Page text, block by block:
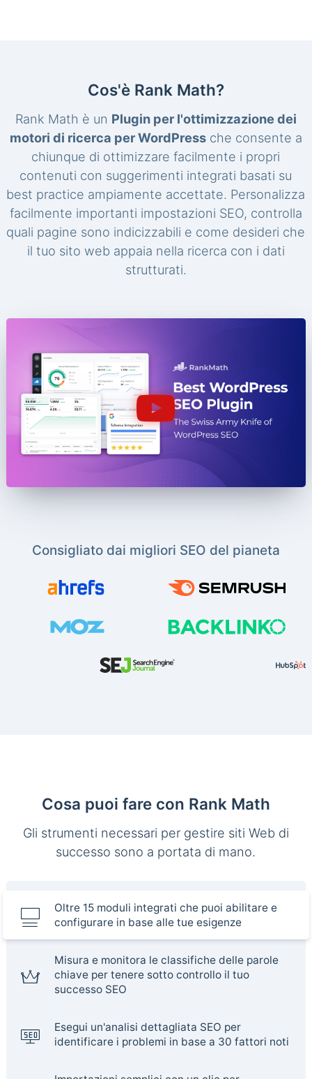
Cos'è Rank Math?
Rank Math è un Plugin per l'ottimizzazione dei
motori di ricerca per WordPressche consente a
chiunque di ottimizzare facilmente i propri
contenuti con suggerimenti integrati basati su
best practice ampiamente accettate. Personalizza
facilmente importanti impostazioni SEO, controlla
quali pagine sono indicizzabili e come desideri che
il tuo sito web appaia nella ricerca con i dati
strutturati.
Consigliato dai migliori SEO del pianeta
Cosa puoi fare con Rank Math
Gli strumenti necessari per gestire siti Web di
successo sono a portata di mano.
Oltre 15 moduli integrati che puoi abilitare e
configurare in base alle tue esigenze
Misura e monitora le classifiche delle parole
chiave per tenere sotto controllo il tuo
successo SEO
Esegui un'analisi dettagliata SEO per
identificare i problemi in base a 30 fattori noti